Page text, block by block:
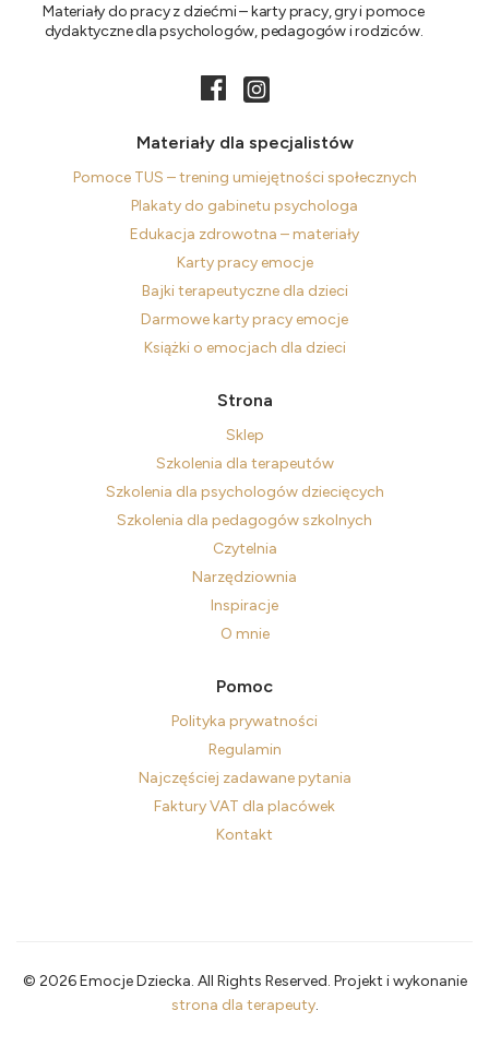
Materiały do pracy z dziećmi – karty pracy, gry i pomoce
dydaktyczne dla psychologów, pedagogów i rodziców.
Materiały dla specjalistów
Pomoce TUS – trening umiejętności społecznych
Plakaty do gabinetu psychologa
Edukacja zdrowotna – materiały
Karty pracy emocje
Bajki terapeutyczne dla dzieci
Darmowe karty pracy emocje
Książki o emocjach dla dzieci
Strona
Sklep
Szkolenia dla terapeutów
Szkolenia dla psychologów dziecięcych
Szkolenia dla pedagogów szkolnych
Czytelnia
Narzędziownia
Inspiracje
O mnie
Pomoc
Polityka prywatności
Regulamin
Najczęściej zadawane pytania
Faktury VAT dla placówek
Kontakt
© 2026 Emocje Dziecka. All Rights Reserved. Projekt i wykonanie
strona dla terapeuty.